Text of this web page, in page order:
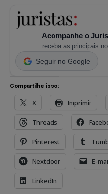
Acompanhe o
receba as principais
Seguir no Google
Compartilhe isso:
X Imprimir
Threads
Pinterest
Nextdoor E-
LinkedIn